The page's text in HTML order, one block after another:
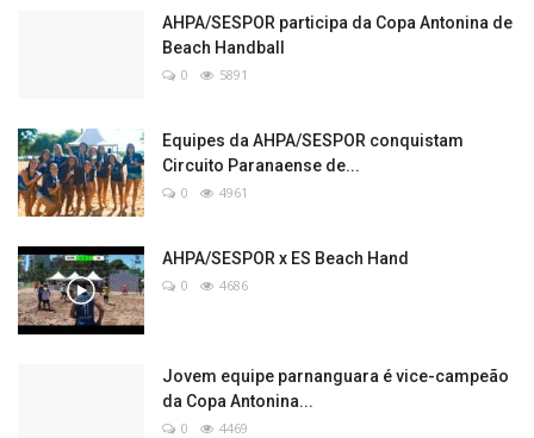
AHPA/SESPOR participa da Copa Antonina de
Beach Handball
0 5891
Equipes da AHPA/SESPOR conquistam
Circuito Paranaense de...
0 4961
AHPA/SESPOR x ES Beach Hand
0 4686
Jovem equipe parnanguara é vice-campeão
da Copa Antonina...
0 4469